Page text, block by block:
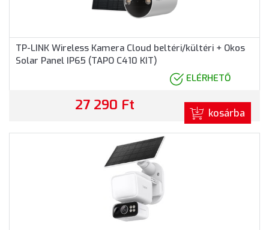
TP-LINK Wireless Kamera Cloud beltéri/kültéri + Okos
Solar Panel IP65 (TAPO C410 KIT)
ELÉRHETŐ
27 290 Ft kosárba